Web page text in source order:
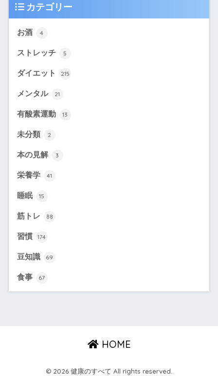
カテゴリー
お酒 4
ストレッチ 5
ダイエット 215
メンタル 21
有酸素運動 13
未分類 2
本の見解 3
栄養学 41
睡眠 15
筋トレ 88
習慣 174
豆知識 69
食事 67
HOME
© 2026 健康のすべて All rights reserved.